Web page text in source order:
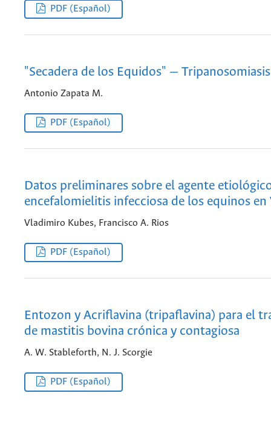
PDF (Español)
"Secadera de los Equidos" — Tripanosomiasis
Antonio Zapata M.
PDF (Español)
Datos preliminares sobre el agente
encefalomielitis infecciosa de los equinos en
Vladimiro Kubes, Francisco A. Rios
PDF (Español)
Entozon y Acriflavina (tripaflavina) para el
de mastitis bovina crónica y contagiosa
A. W. Stableforth, N. J. Scorgie
PDF (Español)